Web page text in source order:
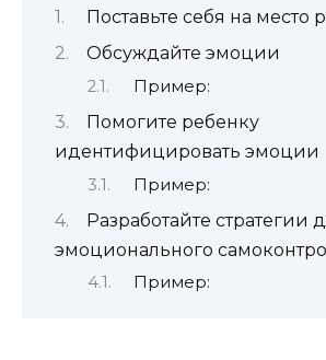
Поставьте себя на место
Обсуждайте эмоции
Пример:
Помогите ребенку
идентифицировать эмоции
Пример:
Разработайте стратегии
эмоционального
Пример: